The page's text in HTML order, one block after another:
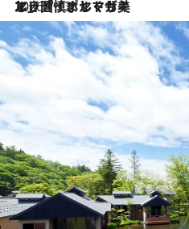
2026.7.13
エッセイ・ヤマザキマリ「慎ましくも美しき国 ポルトガル」